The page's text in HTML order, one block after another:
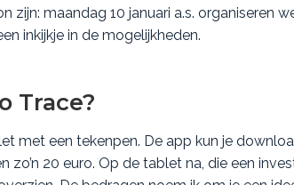
zijn: maandag 10 januari a.s. organiseren
inkijkje in de mogelijkheden.
Trace?
met een tekenpen. De app kun je
20 euro. Op de tablet na, die een